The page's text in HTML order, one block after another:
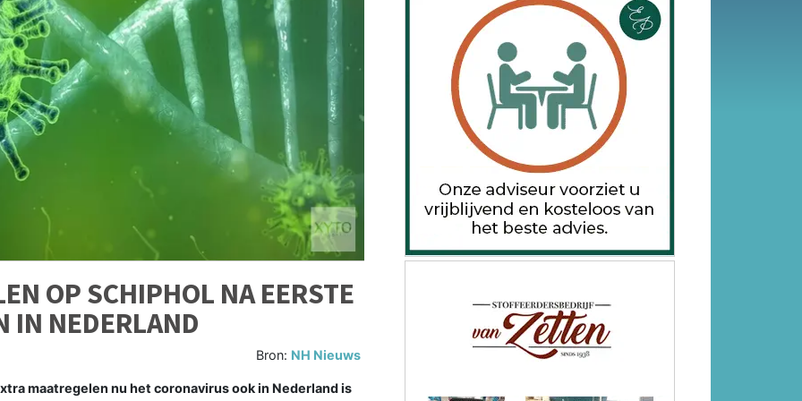
OP SCHIPHOL NA EERSTE
IN NEDERLAND
Bron: NH Nieuws
maatregelen nu het coronavirus ook in Nederland is